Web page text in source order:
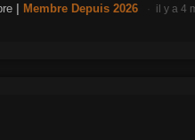
Membre Depuis 2026 il y a 4